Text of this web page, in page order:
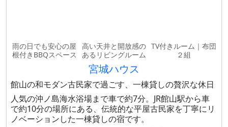
雨の日でも安心の屋
根付きBBQスペース
高い天井と開放感の
あるリビングルーム
TV付きルーム｜布団
２組
宮城ハウス
館山の和モダン古民家で過ごす、一棟貸しの贅沢な休日
人気の沖ノ島海水浴場まで車で約7分。JR館山駅から車
で約10分の場所にある、伝統的な平屋古民家を丁寧にリ
ノベーションした一棟貸しの宿です。